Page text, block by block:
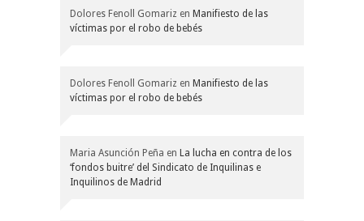
Dolores Fenoll Gomariz en Manifiesto de las
víctimas por el robo de bebés
Dolores Fenoll Gomariz en Manifiesto de las
víctimas por el robo de bebés
Maria Asunción Peña en La lucha en contra de los
‘fondos buitre’ del Sindicato de Inquilinas e
Inquilinos de Madrid